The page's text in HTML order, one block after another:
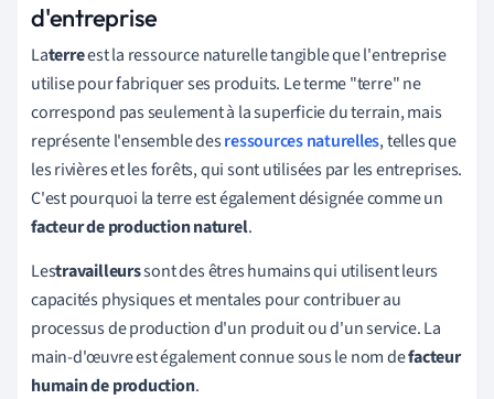
d'entreprise
Laterreest la ressource naturelle tangible que l'entreprise
utilise pour fabriquer ses produits. Le terme "terre" ne
correspond pas seulement à la superficie du terrain, mais
représente l'ensemble desressources naturelles, telles que
les rivières et les forêts, qui sont utilisées par les entreprises.
C'est pourquoi la terre est également désignée comme un
facteur de production naturel.
Lestravailleurssont des êtres humains qui utilisent leurs
capacités physiques et mentales pour contribuer au
processus de production d'un produit ou d'un service. La
main-d'œuvre est également connue sous le nom defacteur
humain de production.